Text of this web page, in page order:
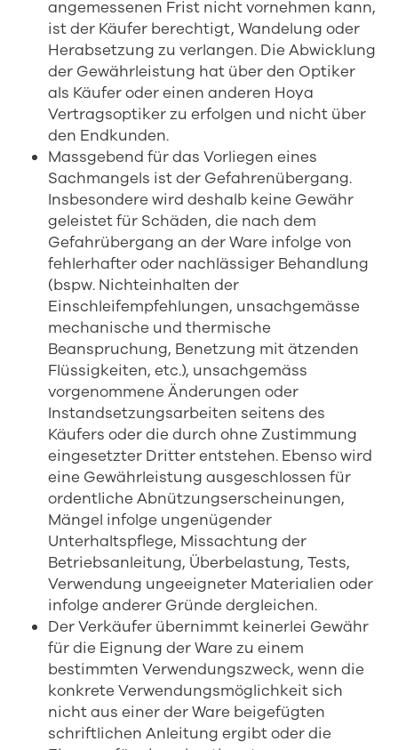
angemessenen Frist nicht vornehmen kann,
ist der Käufer berechtigt, Wandelung oder
Herabsetzung zu verlangen. Die Abwicklung
der Gewährleistung hat über den Optiker
als Käufer oder einen anderen Hoya
Vertragsoptiker zu erfolgen und nicht über
den Endkunden.
Massgebend für das Vorliegen eines
Sachmangels ist der Gefahrenübergang.
Insbesondere wird deshalb keine Gewähr
geleistet für Schäden, die nach dem
Gefahrübergang an der Ware infolge von
fehlerhafter oder nachlässiger Behandlung
(bspw. Nichteinhalten der
Einschleifempfehlungen, unsachgemässe
mechanische und thermische
Beanspruchung, Benetzung mit ätzenden
Flüssigkeiten, etc.), unsachgemäss
vorgenommene Änderungen oder
Instandsetzungsarbeiten seitens des
Käufers oder die durch ohne Zustimmung
eingesetzter Dritter entstehen. Ebenso wird
eine Gewährleistung ausgeschlossen für
ordentliche Abnützungserscheinungen,
Mängel infolge ungenügender
Unterhaltspflege, Missachtung der
Betriebsanleitung, Überbelastung, Tests,
Verwendung ungeeigneter Materialien oder
infolge anderer Gründe dergleichen.
Der Verkäufer übernimmt keinerlei Gewähr
für die Eignung der Ware zu einem
bestimmten Verwendungszweck, wenn die
konkrete Verwendungsmöglichkeit sich
nicht aus einer der Ware beigefügten
schriftlichen Anleitung ergibt oder die